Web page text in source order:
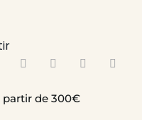
partir de 300€